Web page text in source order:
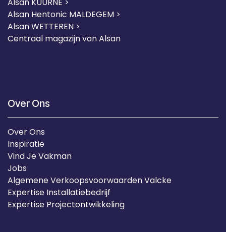
Alsan Hentonic MALDEGEM >
Alsan WETTEREN >
Centraal magazijn van Alsan
Over Ons
Over Ons
Inspiratie
Vind Je Vakman
Jobs
Algemene Verkoopsvoorwaarden Valcke
Expertise Installatiebedrijf
Expertise Projectontwikkeling